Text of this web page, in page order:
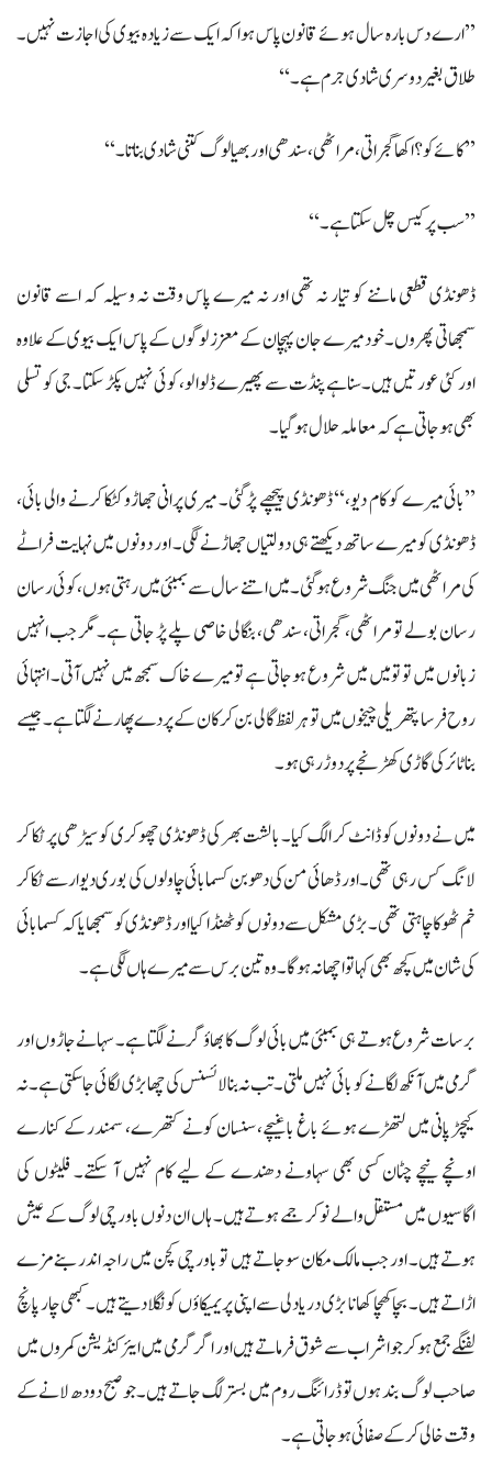
’’ارے دس بارہ سال ہوئے قانون پاس ہوا کہ ایک سےزیادہ بیوی کی اجازت نہیں۔
طلاق بغیر دوسری شادی جرم ہے۔‘‘
’’کائے کو؟ اکھا گجراتی، مراٹھی، سندھی اور بھیا لوگ کتنی شادی بناتا۔‘‘
’’سب پر کیس چل سکتا ہے۔‘‘
ڈھونڈی قطعی ماننے کو تیار نہ تھی اور نہ میرے پاس وقت نہ وسیلہ کہ اسے قانون
سمجھاتی پھروں۔ خود میرے جان پہچان کے معزز لوگوں کے پاس ایک بیوی کے علاوہ
اور کئی عورتیں ہیں۔ سناہے پنڈت سے پھیرے ڈلوا لو، کوئی نہیں پکڑ سکتا۔ جی کو تسلی
بھی ہوجاتی ہے کہ معاملہ حلال ہوگیا۔
’’بائی میرے کو کام دیو،‘‘ ڈھونڈی پیچھے پڑ گئی۔ میری پرانی جھاڑو کٹکا کرنے والی بائی،
ڈھونڈی کو میرے ساتھ دیکھتے ہی دولتیاں جھاڑنے لگی۔ اور دونوں میں نہایت فراٹے
کی مراٹھی میں جنگ شروع ہوگئی۔ میں اتنے سال سے بمبئی میں رہتی ہوں، کوئی رسان
رسان بولے تو مراٹھی، گجراتی، سندھی، بنگالی خاصی پلے پڑ جاتی ہے۔ مگر جب انہیں
زبانوں میں تو تو میں میں شروع ہوجاتی ہے تو میرے خاک سمجھ میں نہیں آتی۔ انتہائی
روح فرسا پتھریلی چیخوں میں تو ہر لفظ گالی بن کر کان کے پردے پھارنے لگتا ہے۔ جیسے
بنا ٹائر کی گاڑی کھڑنجے پر دوڑ رہی ہو۔
میں نے دونوں کو ڈانٹ کر الگ کیا۔ بالشت بھر کی ڈھونڈی چھوکری کو سیڑھی پر ٹکا کر
لانگ کس رہی تھی۔ اور ڈھائی من کی دھوبن کسمابائی چاولوں کی بوری دیوار سے ٹکا کر
خم ٹھوکا چاہتی تھی۔ بڑی مشکل سےدونوں کو ٹھنڈا کیا اور ڈھونڈی کو سمجھایا کہ کسمابائی
کی شان میں کچھ بھی کہا تو اچھا نہ ہوگا۔ وہ تین برس سے میرے ہاں لگی ہے۔
برسات شروع ہوتے ہی بمبئی میں بائی لوگ کا بھاؤ گرنے لگتا ہے۔ سہانے جاڑوں اور
گرمی میں آنکھ لگانے کو بائی نہیں ملتی۔ تب نہ بنا لائسنس کی چھابڑی لگائی جا سکتی ہے۔ نہ
کیچڑ پانی میں لتھڑے ہوئے باغ باغیچے، سنسان کونے کتھرے، سمندر کے کنارے
اونچے نیچے چٹان کسی بھی سہاونے دھندے کے لیے کام نہیں آ سکتے۔ فلیٹوں کی
اگاسیوں میں مستقل والے نوکر جمے ہوتے ہیں۔ ہاں ان دنوں باورچی لوگ کے عیش
ہوتے ہیں۔ اور جب مالک مکان سوجاتے ہیں تو باورچی کچن میں راجہ اندر بنے مزے
اڑاتے ہیں۔ بچا کھچا کھانا بڑی دریادلی سے اپنی پریمیکاؤں کو نگلا دیتے ہیں۔ کبھی چار پانچ
لفنگے جمع ہوکر جوا شراب سے شوق فرماتے ہیں اور اگر گرمی میں ایئر کنڈیشن کمروں میں
صاحب لوگ بند ہوں تو ڈرائنگ روم میں بستر لگ جاتے ہیں۔ جو صبح دودھ لانےکے
وقت خالی کرکے صفائی ہوجاتی ہے۔